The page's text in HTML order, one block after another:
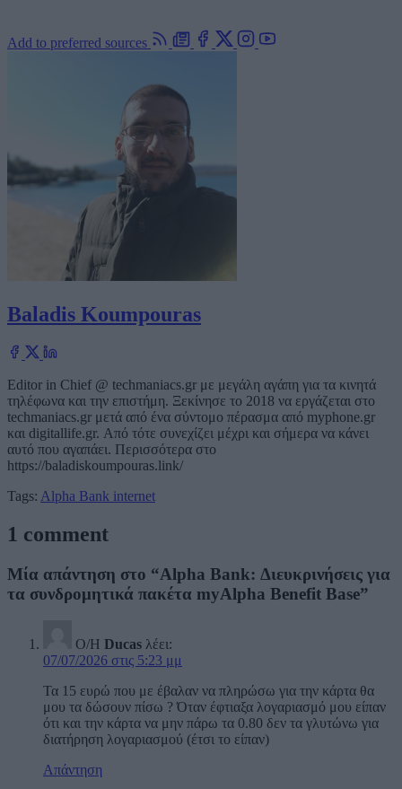
Add to preferred sources
Baladis Koumpouras
Editor in Chief @ techmaniacs.gr με μεγάλη αγάπη για τα κινητά
τηλέφωνα και την επιστήμη. Ξεκίνησε το 2018 να εργάζεται στο
techmaniacs.gr μετά από ένα σύντομο πέρασμα από myphone.gr
και digitallife.gr. Από τότε συνεχίζει μέχρι και σήμερα να κάνει
αυτό που αγαπάει. Περισσότερα στο
https://baladiskoumpouras.link/
Tags: Alpha Bank internet
1 comment
Μία απάντηση στο “Alpha Bank: Διευκρινήσεις για
τα συνδρομητικά πακέτα myAlpha Benefit Base”
Ο/Η Ducas λέει:
07/07/2026 στις 5:23 μμ
Τα 15 ευρώ που με έβαλαν να πληρώσω για την κάρτα θα
μου τα δώσουν πίσω ? Όταν έφτιαξα λογαριασμό μου είπαν
ότι και την κάρτα να μην πάρω τα 0.80 δεν τα γλυτώνω για
διατήρηση λογαριασμού (έτσι το είπαν)
Απάντηση